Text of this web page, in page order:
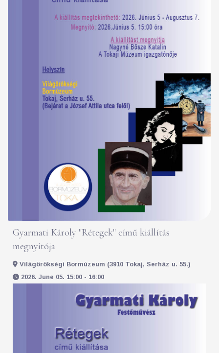
Gyarmati Károly "Rétegek" című kiállítás
megnyitója
Világörökségi Bormúzeum (3910 Tokaj, Serház u. 55.)
2026. June 05. 15:00 - 16:00